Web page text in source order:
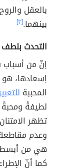
بالعقل
بينهما.[٣]
التحدث بلطف
إنّ من
إسعادها،
المحببة
لطيفةً ومحبةً
تظهر
وعدم
هي من أبسط
كما أنّ